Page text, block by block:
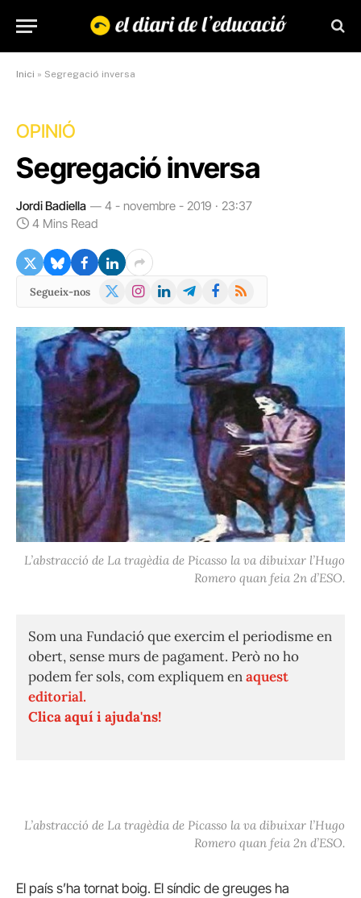
Inici » Segregació inversa
OPINIÓ
Segregació inversa
Jordi Badiella
4 - novembre - 2019 · 23:37
4 Mins Read
Segueix-nos
X
Instagram
LinkedInTelegramFacebook
RSS
L’abstracció de La tragèdia de Picasso la va dibuixar l’Hugo
Romero quan feia 2n d’ESO.
Som una Fundació que exercim el periodisme en
obert, sense murs de pagament. Però no ho
podem fer sols, com expliquem enaquest
editorial.
Clica aquí i ajuda'ns!
L’abstracció de La tragèdia de Picasso la va dibuixar l’Hugo
Romero quan feia 2n d’ESO.
El país s’ha tornat boig. El síndic de greuges ha